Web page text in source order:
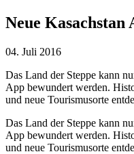
Neue Kasachstan
04. Juli 2016
Das Land der Steppe kann
App bewundert werden.
und neue Tourismusorte
Das Land der Steppe kann
App bewundert werden.
und neue Tourismusorte